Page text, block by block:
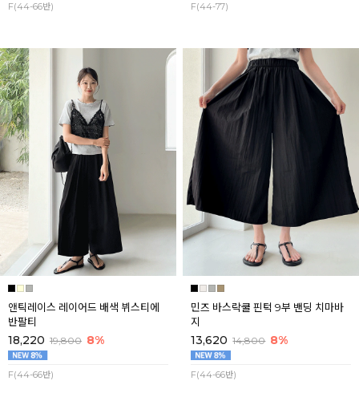
F(44-66반) F(44-77)
앤틱레이스 레이어드 배색 뷔스티에
반팔티
18,220 19,800 8%
F(44-66반)
민즈 바스락쿨 핀턱 9부 밴딩 치마바
지
13,620 14,800 8%
F(44-66반)